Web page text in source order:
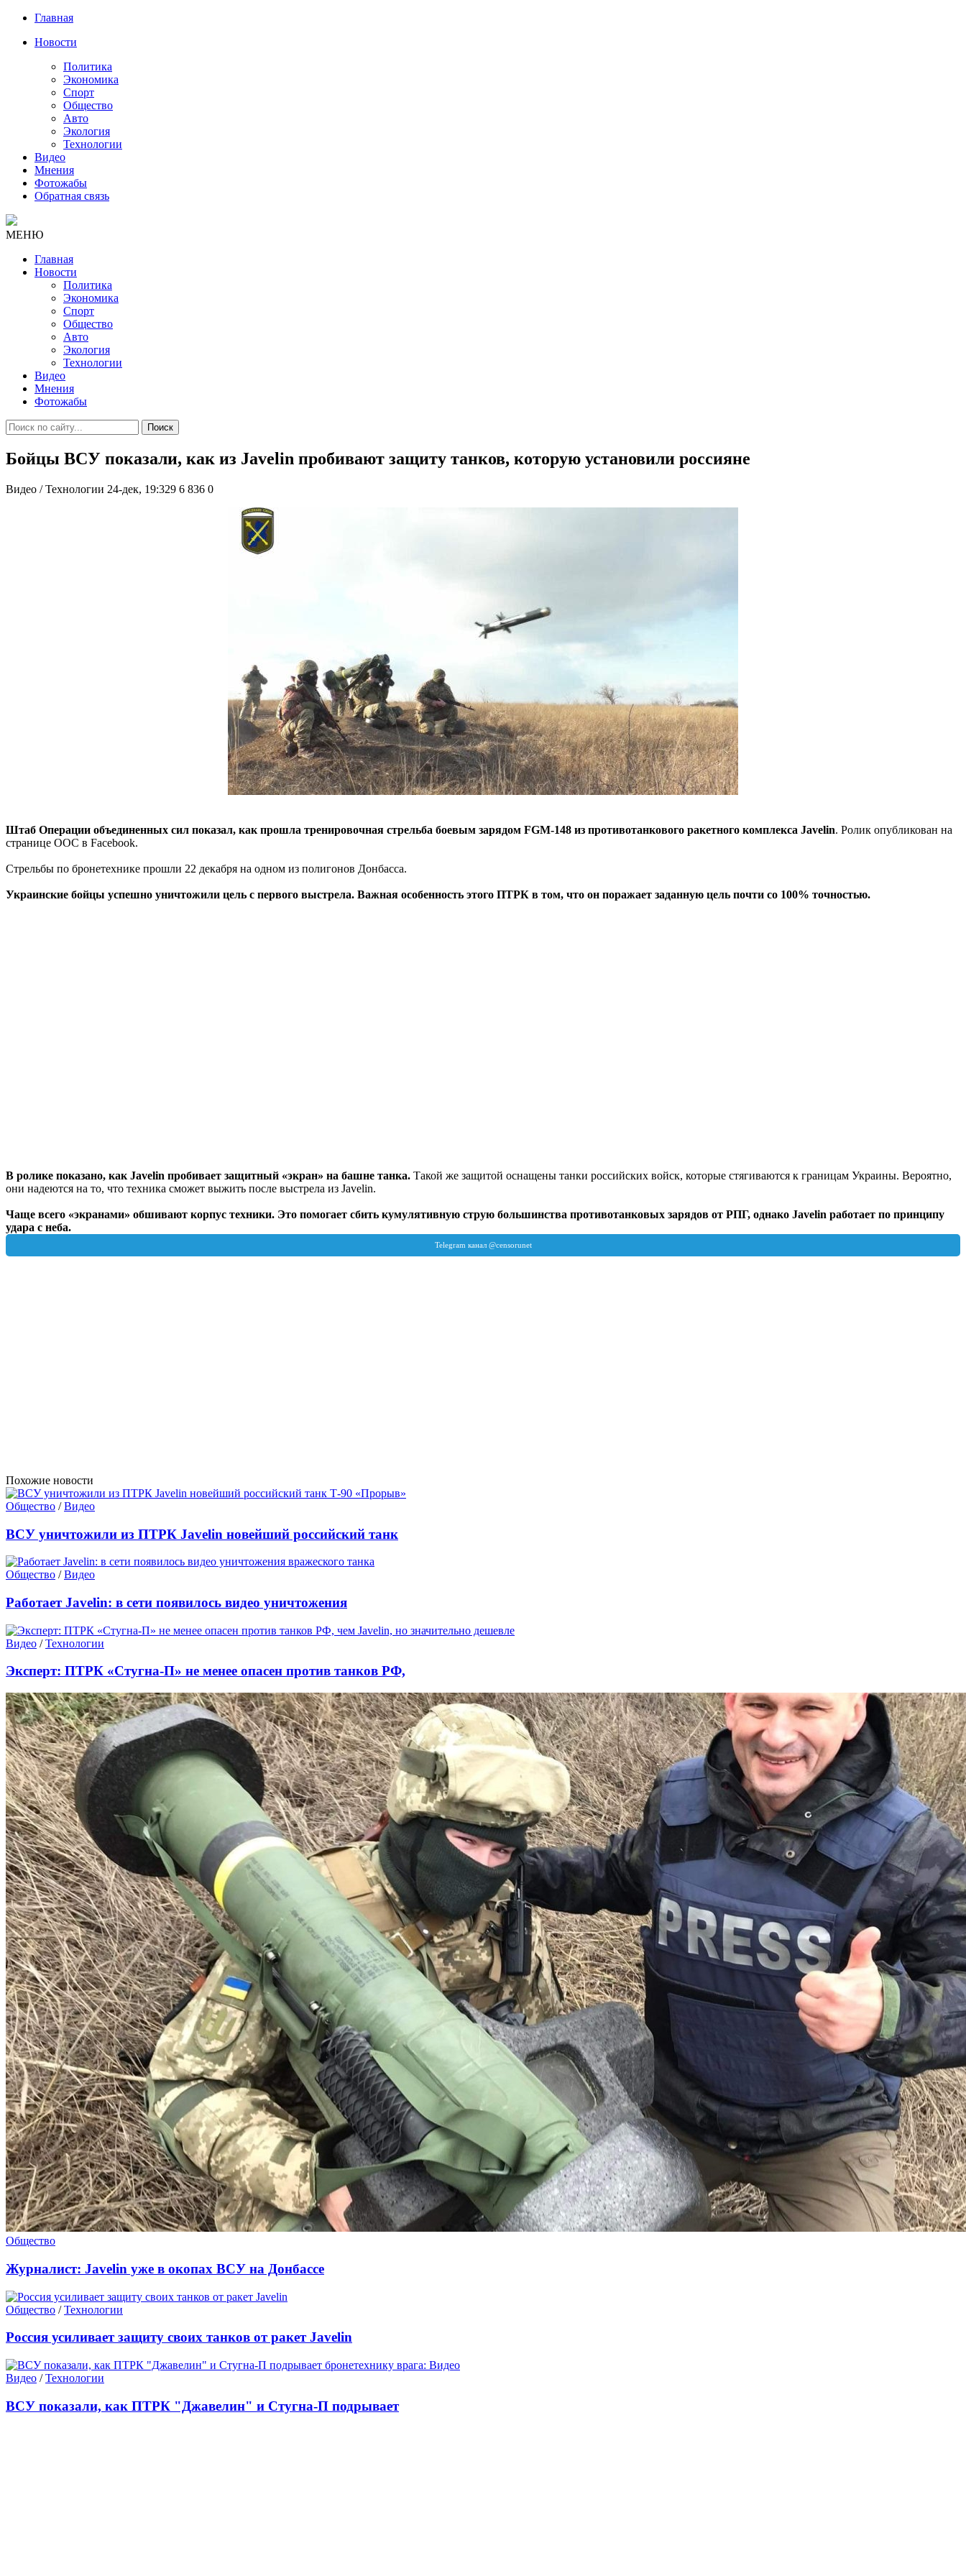
Главная
Новости
Политика
Экономика
Спорт
Общество
Авто
Экология
Технологии
Видео
Мнения
Фотожабы
Обратная связь
МЕНЮ
Главная
Новости
Политика
Экономика
Спорт
Общество
Авто
Экология
Технологии
Видео
Мнения
Фотожабы
Поиск
Бойцы ВСУ показали, как из Javelin пробивают защиту танков, которую установили россияне
Видео / Технологии 24-дек, 19:329 6 836 0
Штаб Операции объединенных сил показал, как прошла тренировочная стрельба боевым зарядом FGM-148 из противотанкового ракетного комплекса Javelin. Ролик опубликован на
странице ООС в Facebook.
Стрельбы по бронетехнике прошли 22 декабря на одном из полигонов Донбасса.
Украинские бойцы успешно уничтожили цель с первого выстрела. Важная особенность этого ПТРК в том, что он поражает заданную цель почти со 100% точностью.
В ролике показано, как Javelin пробивает защитный «экран» на башне танка. Такой же защитой оснащены танки российских войск, которые стягиваются к границам Украины. Вероятно,
они надеются на то, что техника сможет выжить после выстрела из Javelin.
Чаще всего «экранами» обшивают корпус техники. Это помогает сбить кумулятивную струю большинства противотанковых зарядов от РПГ, однако Javelin работает по принципу
удара с неба.
Похожие новости
Общество /Видео
ВСУ уничтожили из ПТРК Javelin новейший российский танк
Общество /Видео
Работает Javelin: в сети появилось видео уничтожения
Видео /Технологии
Эксперт: ПТРК «Cтугна-П» не менее опасен против танков РФ,
Общество
Журналист: Javelin уже в окопах ВСУ на Донбассе
Общество /Технологии
Россия усиливает защиту своих танков от ракет Javelin
Видео /Технологии
ВСУ показали, как ПТРК "Джавелин" и Стугна-П подрывает